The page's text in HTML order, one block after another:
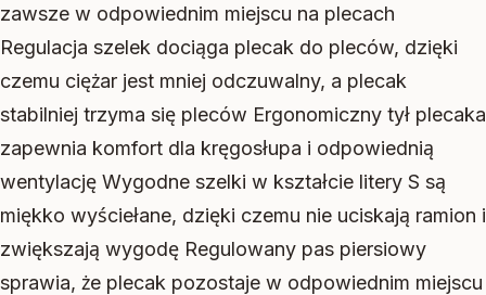
zawsze w odpowiednim miejscu na plecach
Regulacja szelek dociąga plecak do pleców, dzięki
czemu ciężar jest mniej odczuwalny, a plecak
stabilniej trzyma się pleców Ergonomiczny tył plecaka
zapewnia komfort dla kręgosłupa i odpowiednią
wentylację Wygodne szelki w kształcie litery S są
miękko wyściełane, dzięki czemu nie uciskają ramion i
zwiększają wygodę Regulowany pas piersiowy
sprawia, że plecak pozostaje w odpowiednim miejscu